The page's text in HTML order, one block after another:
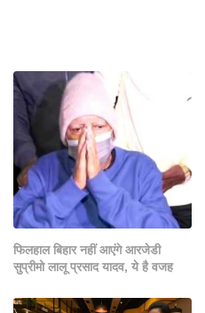
फिलहाल बिहार नहीं आएंगे आरजेडी
सुप्रीमो लालू प्रसाद यादव, ये है वजह